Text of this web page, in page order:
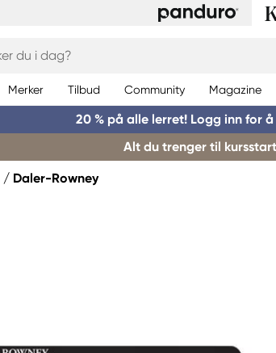
Merker Tilbud Community Magazine
20 % på alle lerret! Logg inn for
Alt du trenger til
Daler-Rowney